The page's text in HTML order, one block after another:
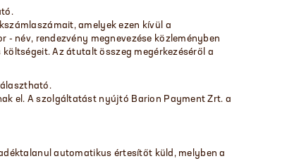
amelyek ezen kívül a
név, rendezvény megnevezése közleményben
Az átutalt összeg megérkezéséről a
el. A szolgáltatást nyújtó Barion Payment Zrt. a
automatikus értesítőt küld, melyben a